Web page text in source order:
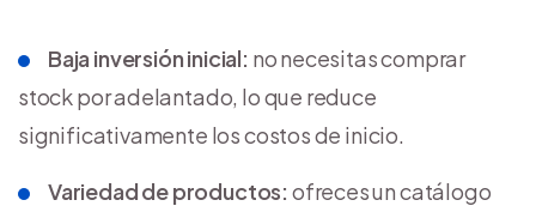
Baja inversión inicial: no necesitas comprar
stock por adelantado, lo que reduce
significativamente los costos de inicio.
Variedad de productos: ofreces un catálogo